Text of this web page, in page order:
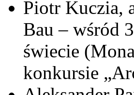
Piotr Kuczia,
Bau – wśród
świecie
konkursie